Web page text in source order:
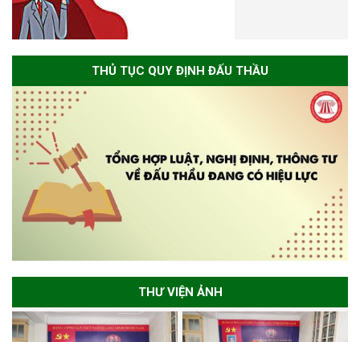
THỦ TỤC QUY ĐỊNH ĐẤU THẦU
THƯ VIỆN ẢNH